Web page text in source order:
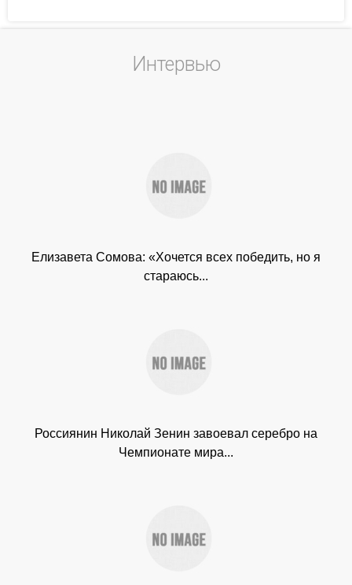
Интервью
Елизавета Сомова: «Хочется всех победить, но я
стараюсь...
Россиянин Николай Зенин завоевал серебро на
Чемпионате мира...